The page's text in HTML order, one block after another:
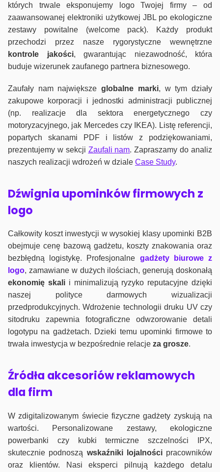
których trwale eksponujemy logo Twojej firmy – od
zaawansowanej elektroniki użytkowej JBL po ekologiczne
zestawy powitalne (welcome pack). Każdy produkt
przechodzi przez nasze rygorystyczne wewnętrzne
kontrole jakości, gwarantując niezawodność, która
buduje wizerunek zaufanego partnera biznesowego.
Zaufały nam największeglobalne marki, w tym działy
zakupowe korporacji i jednostki administracji publicznej
(np. realizacje dla sektora energetycznego czy
motoryzacyjnego, jak Mercedes czy IKEA). Listę referencji,
popartych skanami PDF i listów z podziękowaniami,
prezentujemy w sekcji Zaufali nam. Zapraszamy do analiz
naszych realizacji wdrożeń w dziale Case Study.
Dźwignia upominków firmowych z
logo
Całkowity koszt inwestycji w wysokiej klasy upominki B2B
obejmuje cenę bazową gadżetu, koszty znakowania oraz
bezbłędną logistykę. Profesjonalne gadżety biurowe z
logo, zamawiane w dużych ilościach, generują doskonałą
ekonomię skalii minimalizują ryzyko reputacyjne dzięki
naszej polityce darmowych wizualizacji
przedprodukcyjnych. Wdrożenie technologii druku UV czy
sitodruku zapewnia fotograficzne odwzorowanie detali
logotypu na gadżetach. Dzieki temu upominki firmowe to
trwała inwestycja w bezpośrednie relacje za grosze.
Źródła akcesoriów reklamowych
dla firm
W zdigitalizowanym świecie fizyczne gadżety zyskują na
wartości. Personalizowane zestawy, ekologiczne
powerbanki czy kubki termiczne szczelności IPX,
skutecznie podnoszą wskaźniki lojalnościpracowników
oraz klientów. Nasi eksperci pilnują każdego detalu